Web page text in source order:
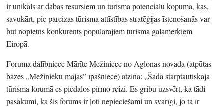
ir unikāls ar dabas resursiem un tūrisma potenciālu kopumā, kas,
savukārt, pie pareizas tūrisma attīstības stratēģijas īstenošanās var
būt nopietns konkurents populārajiem tūrisma galamērķiem
Eiropā.
Foruma dalībniece Mārīte Mežiniece no Aglonas novada (atpūtas
bāzes „Mežinieku mājas” īpašniece) atzina: „Šādā starptautiskajā
tūrisma forumā es piedalos pirmo reizi. Es gribu uzsvērt, ka tādi
pasākumi, ka šis forums ir ļoti nepieciešami un svarīgi, jo tā ir